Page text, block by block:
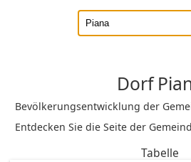
Dorf
Bevölkerungsentwicklung der
Entdecken Sie die Seite der
Tabelle